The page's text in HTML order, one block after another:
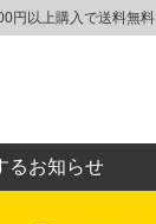
円以上購入で送料無料
るお知らせ